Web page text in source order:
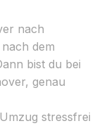
nach
dem
bist du bei
genau
stressfrei